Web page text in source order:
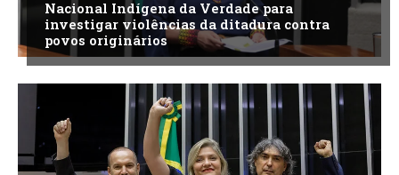
Nacional Indígena da Verdade para
investigar violências da ditadura contra
povos originários